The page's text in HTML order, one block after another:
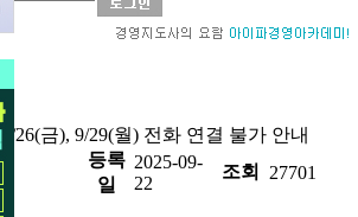
9/26(금), 9/29(월) 전화 연결 불가 안내
등록
일
2025-09-
22
조회 27701